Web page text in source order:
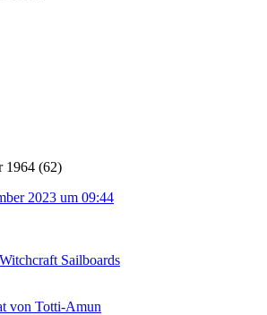
1964 (62)
2023 um 09:44
Sailboards
von Totti-Amun